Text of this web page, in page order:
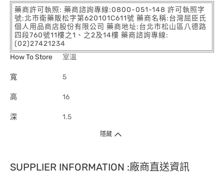
藥商許可執照: 藥商諮詢專線:0800-051-148 許可執照字
號:北市衛藥販松字第620101C611號 藥商名稱:台灣屈臣氏
個人用品商店股份有限公司 藥商地址:台北市松山區八德路
四段760號11樓之1、之2及14樓 藥商諮詢專線:
(02)27421234
How To Store
室溫
寬 5
高 16
深 1.5
隱藏
SUPPLIER INFORMATION :廠商直送資訊